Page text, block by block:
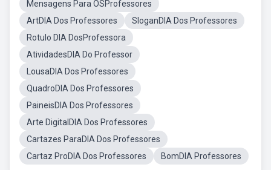
Mensagens Para OSProfessores
ArtDIA Dos Professores
SloganDIA Dos Professores
Rotulo DIA DosProfessora
AtividadesDIA Do Professor
LousaDIA Dos Professores
QuadroDIA Dos Professores
PaineisDIA Dos Professores
Arte DigitalDIA Dos Professores
Cartazes ParaDIA Dos Professores
Cartaz ProDIA Dos Professores
BomDIA Professores